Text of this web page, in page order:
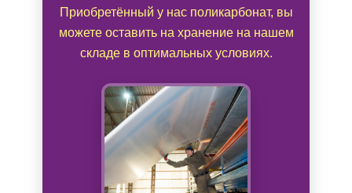
Приобретённый у нас поликарбонат, вы
можете оставить на хранение на нашем
складе в оптимальных условиях.